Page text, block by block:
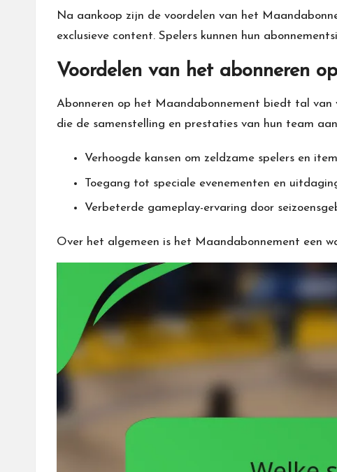
Na aankoop zijn de voordelen van het
exclusieve content. Spelers kunnen hun
Voordelen van het abonneren
Abonneren op het Maandabonnement biedt tal van
die de samenstelling en prestaties van hun team
Verhoogde kansen om zeldzame spelers en
Toegang tot speciale evenementen en
Verbeterde gameplay-ervaring door
Over het algemeen is het Maandabonnement een